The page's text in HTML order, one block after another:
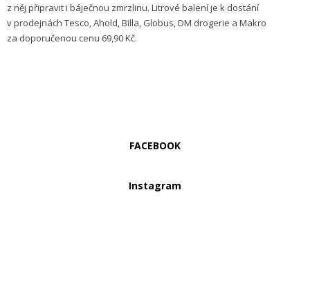
z něj připravit i báječnou zmrzlinu. Litrové balení je k dostání
v prodejnách Tesco, Ahold, Billa, Globus, DM drogerie a Makro
za doporučenou cenu 69,90 Kč.
FACEBOOK
Instagram